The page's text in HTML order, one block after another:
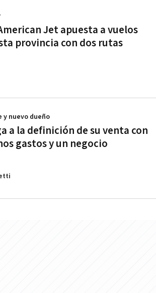
Jet apuesta a vuelos
provincia con dos rutas
a la definición de su venta con
gastos y un negocio
y nuevo dueño